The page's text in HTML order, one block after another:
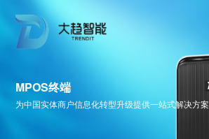
MPOS终端
为中国实体商户信息化转型升级提供一站式解决方案